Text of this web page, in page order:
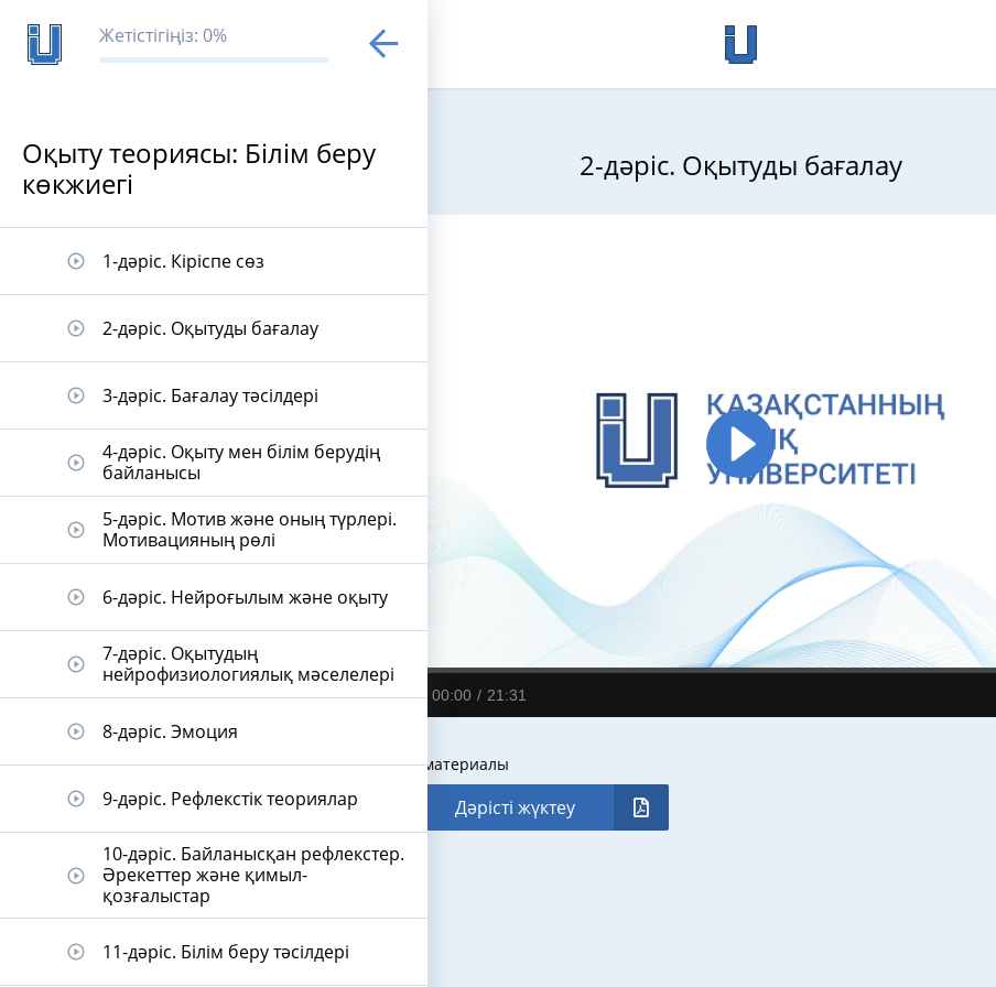
Жетістігіңіз: 0%
Оқыту теориясы: Білім беру
көкжиегі
play_circle_outline 1-дәріс. Кіріспе сөз
play_circle_outline 2-дәріс. Оқытуды бағалау
play_circle_outline 3-дәріс. Бағалау тәсілдері
play_circle_outline
4-дәріс. Оқыту мен білім берудің
байланысы
play_circle_outline
5-дәріс. Мотив және оның түрлері.
Мотивацияның рөлі
play_circle_outline 6-дәріс. Нейроғылым және оқыту
play_circle_outline
7-дәріс. Оқытудың
нейрофизиологиялық мәселелері
play_circle_outline 8-дәріс. Эмоция
play_circle_outline 9-дәріс. Рефлекстік теориялар
play_circle_outline
10-дәріс. Байланысқан рефлекстер.
Әрекеттер және қимыл-
қозғалыстар
play_circle_outline 11-дәріс. Білім беру тәсілдері
2-дәріс. Оқытуды бағалау
Оқыту теориясы: Білім беру көкжиегі
00:00 21:31
Видеодәріс материалы
Дәрісті жүктеу